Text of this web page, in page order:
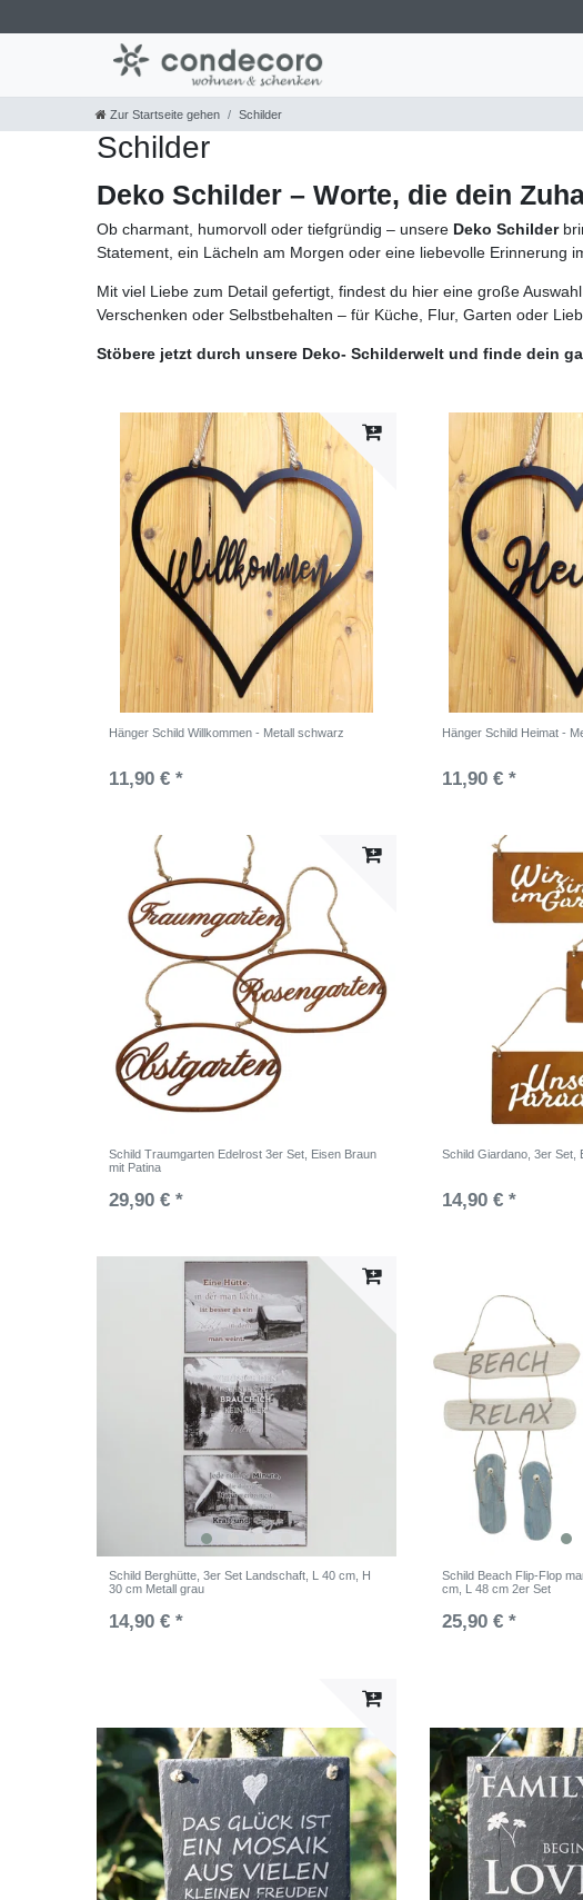
Zur Startseite gehen Schilder
Schilder
Deko Schilder – Worte, die dein
Ob charmant, humorvoll oder tiefgründig – unsere Deko Schilder
Statement, ein Lächeln am Morgen oder eine liebevolle Erinnerung
Mit viel Liebe zum Detail gefertigt, findest du hier eine große
Verschenken oder Selbstbehalten – für Küche, Flur, Garten oder
Stöbere jetzt durch unsere Deko- Schilderwelt und finde dein
Hänger Schild Willkommen - Metall schwarz
11,90 € *
Hänger Schild Heimat -
11,90 € *
Schild Traumgarten Edelrost 3er Set, Eisen Braun
mit Patina
29,90 € *
Schild Giardano, 3er Set,
14,90 € *
Schild Berghütte, 3er Set Landschaft, L 40 cm, H
30 cm Metall grau
14,90 € *
Schild Beach Flip-Flop
cm, L 48 cm 2er Set
25,90 € *